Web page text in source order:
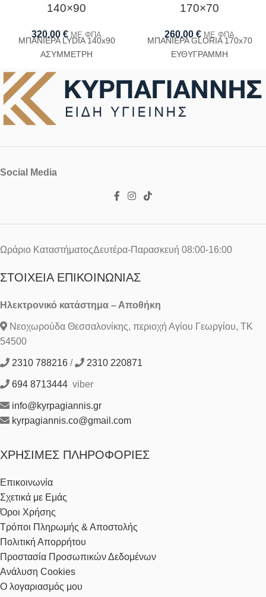
140×90
320,00 € ΜΕ ΦΠΑ
ΜΠΑΝΙΕΡΑ LYDIA 140x90
ΑΣΥΜΜΕΤΡΗ
170×70
260,00 € ΜΕ ΦΠΑ
ΜΠΑΝΙΕΡΑ GLORIA 170x70
ΕΥΘΥΓΡΑΜΜΗ
Social Media
Ωράριο ΚαταστήματοςΔευτέρα-Παρασκευή 08:00-16:00
ΣΤΟΙΧΕΊΑ ΕΠΙΚΟΙΝΩΝΊΑΣ
Ηλεκτρονικό κατάστημα – Αποθήκη
Νεοχωρούδα Θεσσαλονίκης, περιοχή Αγίου Γεωργίου, ΤΚ
54500
2310 788216 / 2310 220871
694 8713444 viber
info@kyrpagiannis.gr
kyrpagiannis.co@gmail.com
ΧΡΉΣΙΜΕΣ ΠΛΗΡΟΦΟΡΊΕΣ
Επικοινωνία
Σχετικά με Εμάς
Όροι Χρήσης
Τρόποι Πληρωμής & Αποστολής
Πολιτική Απορρήτου
Προστασία Προσωπικών Δεδομένων
Ανάλυση Cookies
Ο λογαριασμός μου